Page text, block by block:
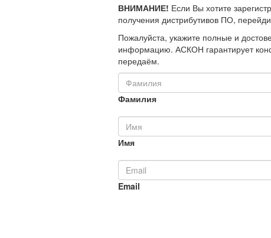
ВНИМАНИЕ! Если Вы хотите
получения дистрибутивов ПО,
Пожалуйста, укажите полные и
информацию. АСКОН гарантирует
передаём.
Фамилия
Имя
Email